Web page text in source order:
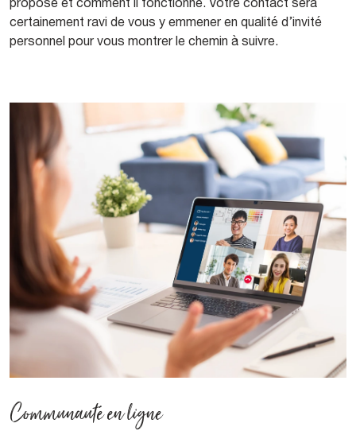
propose et comment il fonctionne. Votre contact sera
certainement ravi de vous y emmener en qualité d’invité
personnel pour vous montrer le chemin à suivre.
Communauté en ligne